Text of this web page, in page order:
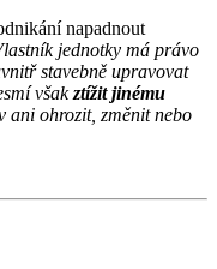
napadnout
jednotky má právo
stavebně upravovat
všakztížit jinému
ani ohrozit, změnit nebo